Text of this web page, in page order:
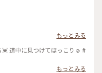
もっとみる
道中に見つけてほっこり☺️ #
もっとみる